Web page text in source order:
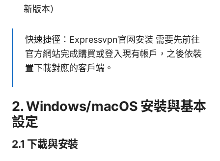
新版本）
快速捷徑：Expressvpn官网安装 需要先前往
官方網站完成購買或登入現有帳戶，之後依裝
置下載對應的客戶端。
2. Windows/macOS 安裝與基本
設定
2.1 下載與安裝